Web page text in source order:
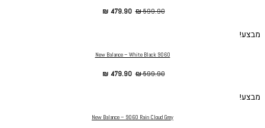
₪599.90
₪ 479.90
מבצע!
New Balance – White Black 9060
₪599.90
₪ 479.90
מבצע!
New Balance – 9060 Rain Cloud Grey